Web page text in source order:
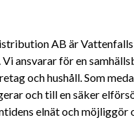
AB är
ansvarar för en
och hushåll. Som
och till en säker
elnät och möjliggör